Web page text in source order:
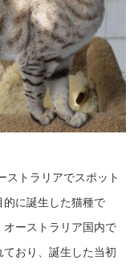
ストラリアでスポット
に誕生した猫種で
ーストラリア国内で
おり、誕生した当初